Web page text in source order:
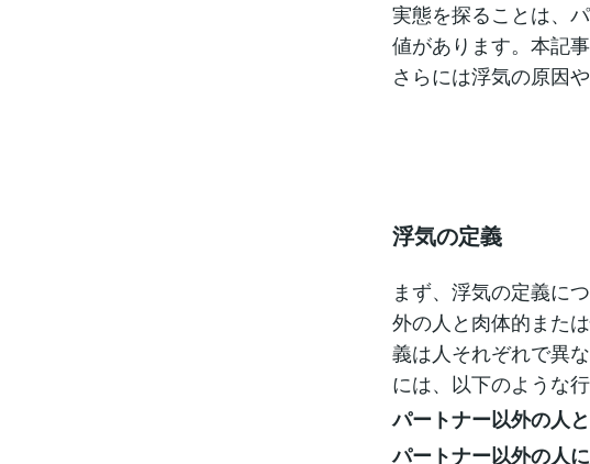
実態を探ることは、
値があります。本記
さらには浮気の原因
浮気の定義
まず、浮気の定義に
外の人と肉体的また
義は人それぞれで異
には、以下のような
パートナー以外の人
パートナー以外の人